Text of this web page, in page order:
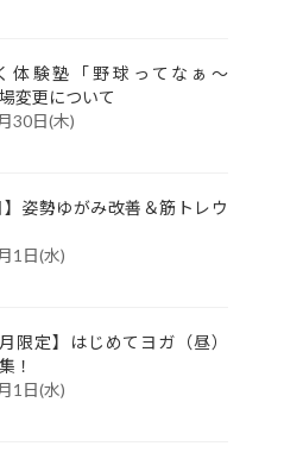
体験塾「野球ってなぁ～
変更について
30日(木)
】姿勢ゆがみ改善＆筋トレウ
1日(水)
限定】はじめてヨガ（昼）
！
1日(水)